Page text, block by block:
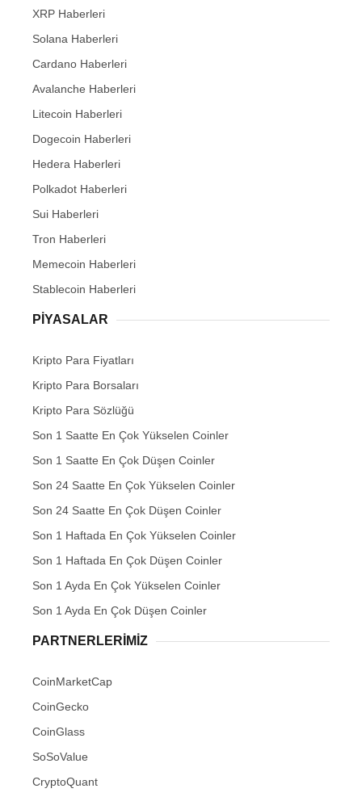
XRP Haberleri
Solana Haberleri
Cardano Haberleri
Avalanche Haberleri
Litecoin Haberleri
Dogecoin Haberleri
Hedera Haberleri
Polkadot Haberleri
Sui Haberleri
Tron Haberleri
Memecoin Haberleri
Stablecoin Haberleri
PIYASALAR
Kripto Para Fiyatları
Kripto Para Borsaları
Kripto Para Sözlüğü
Son 1 Saatte En Çok Yükselen Coinler
Son 1 Saatte En Çok Düşen Coinler
Son 24 Saatte En Çok Yükselen Coinler
Son 24 Saatte En Çok Düşen Coinler
Son 1 Haftada En Çok Yükselen Coinler
Son 1 Haftada En Çok Düşen Coinler
Son 1 Ayda En Çok Yükselen Coinler
Son 1 Ayda En Çok Düşen Coinler
PARTNERLERIMIZ
CoinMarketCap
CoinGecko
CoinGlass
SoSoValue
CryptoQuant